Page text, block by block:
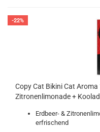
-22%
Copy Cat Bikini Cat
Zitronenlimonade +
Erdbeer- &
erfrischend